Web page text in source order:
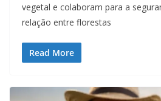
vegetal e colaboram para a
relação entre florestas
Read More